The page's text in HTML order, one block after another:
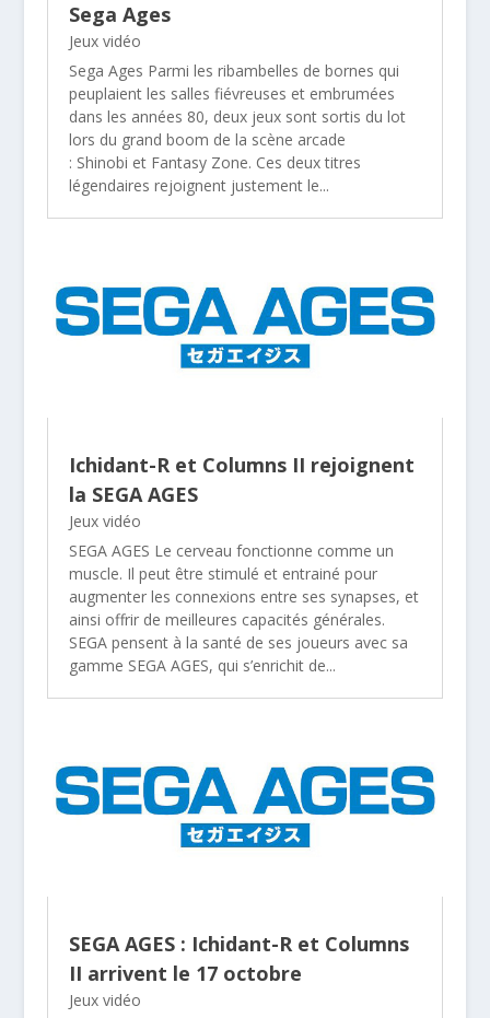
Sega Ages
Jeux vidéo
Sega Ages Parmi les ribambelles de bornes qui
peuplaient les salles fiévreuses et embrumées
dans les années 80, deux jeux sont sortis du lot
lors du grand boom de la scène arcade
: Shinobi et Fantasy Zone. Ces deux titres
légendaires rejoignent justement le...
Ichidant-R et Columns II rejoignent
la SEGA AGES
Jeux vidéo
SEGA AGES Le cerveau fonctionne comme un
muscle. Il peut être stimulé et entrainé pour
augmenter les connexions entre ses synapses, et
ainsi offrir de meilleures capacités générales.
SEGA pensent à la santé de ses joueurs avec sa
gamme SEGA AGES, qui s’enrichit de...
SEGA AGES : Ichidant-R et Columns
II arrivent le 17 octobre
Jeux vidéo